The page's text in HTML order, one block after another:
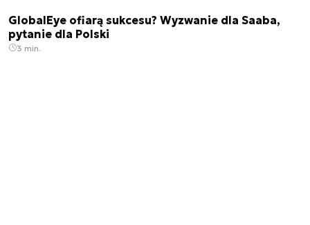
GlobalEye ofiarą sukcesu? Wyzwanie dla Saaba,
pytanie dla Polski
3 min.